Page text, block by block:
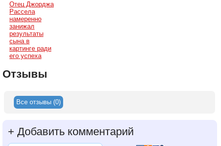
Отец Джорджа
Рассела
намеренно
занижал
результаты
сына в
картинге ради
его успеха
Отзывы
Все отзывы (0)
+ Добавить комментарий